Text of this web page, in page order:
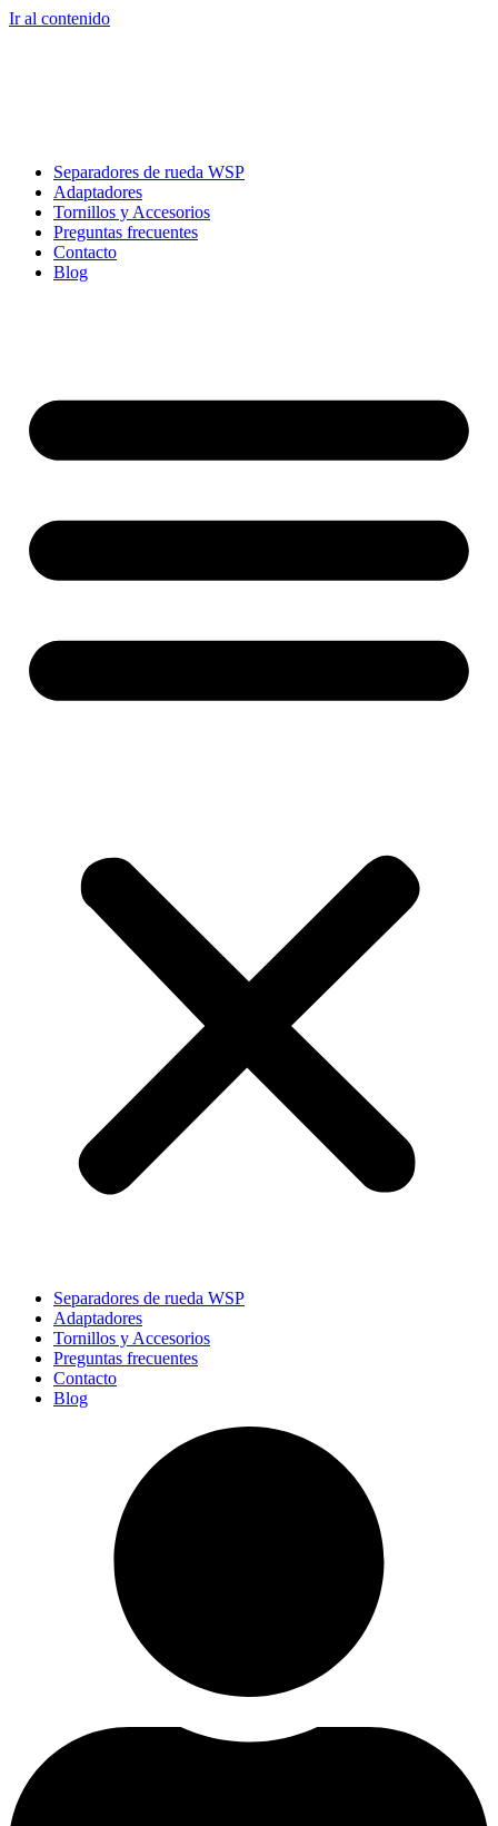
Ir al contenido
Separadores de rueda WSP
Adaptadores
Tornillos y Accesorios
Preguntas frecuentes
Contacto
Blog
Separadores de rueda WSP
Adaptadores
Tornillos y Accesorios
Preguntas frecuentes
Contacto
Blog